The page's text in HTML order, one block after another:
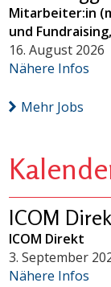
Mitarbeiter:in
und
16. August 2026
Nähere Infos
Mehr Jobs
ICOM
ICOM Direkt
3. September
Nähere Infos